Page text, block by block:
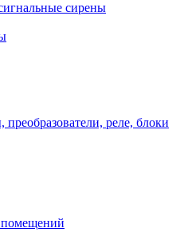
сирены
реле, блоки